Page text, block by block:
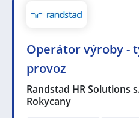
Operátor výroby -
provoz
Randstad HR Solutions
Rokycany